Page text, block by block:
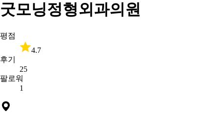
굿모닝정형외과의원
평점
4.7
후기
25
팔로워
1